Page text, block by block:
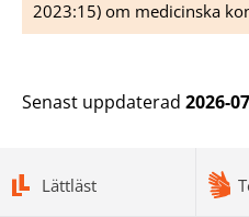
2023:15) om medicinska
Senast uppdaterad 2026-
Lättläst